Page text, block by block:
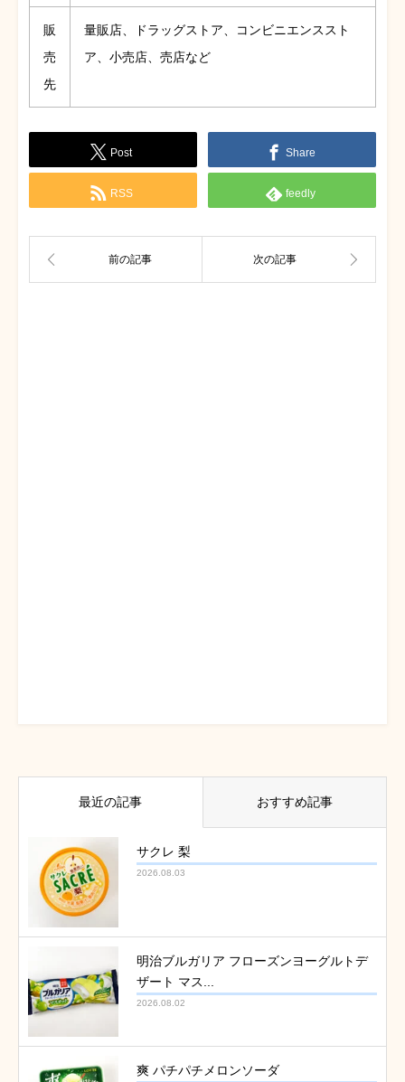
販
売
先
量販店、ドラッグストア、コンビニエンススト
ア、小売店、売店など
Post Share
RSS feedly
最近の記事 おすすめ記事
サクレ 梨
2026.08.03
明治ブルガリア フローズンヨーグルトデ
ザート マス...
2026.08.02
爽 パチパチメロンソーダ